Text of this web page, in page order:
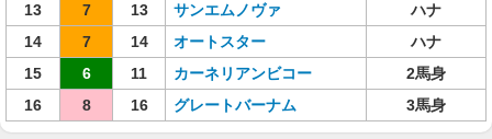
13
7 13 サンエムノヴァ
ハナ
14
7 14 オートスター
ハナ
15
6 11 カーネリアンビコー
2馬身
16
8 16 グレートバーナム 3馬身